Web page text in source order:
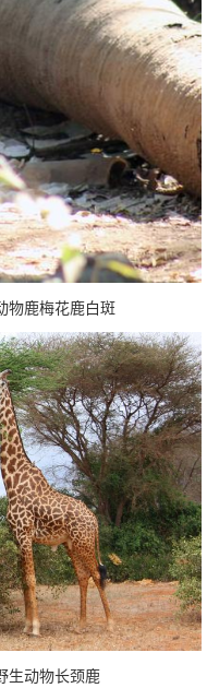
物鹿梅花鹿白斑
生动物长颈鹿